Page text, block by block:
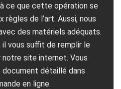
ce que cette opération se
de l’art. Aussi, nous
des matériels adéquats.
il vous suffit de remplir le
notre site internet. Vous
détaillé dans
en ligne.